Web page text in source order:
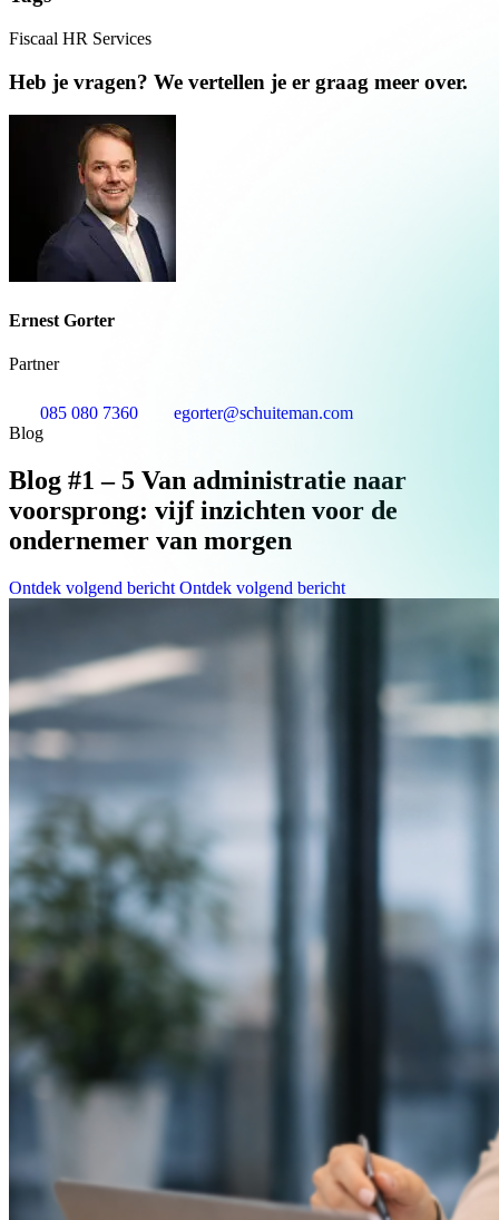
Fiscaal HR Services
Heb je vragen? We vertellen je er graag meer over.
Ernest Gorter
Partner
085 080 7360
egorter@schuiteman.com
Blog
Blog #1 – 5 Van administratie naar
voorsprong: vijf inzichten voor de
ondernemer van morgen
Ontdek volgend bericht Ontdek volgend bericht